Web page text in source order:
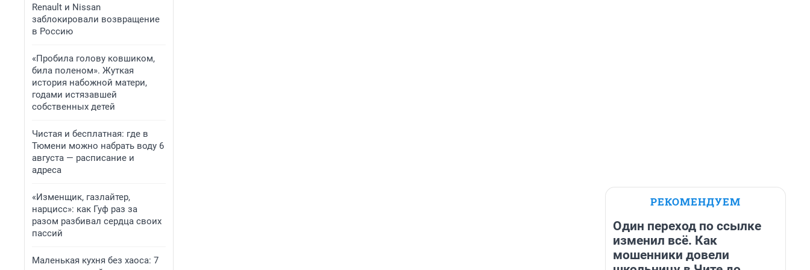
Renault и Nissan
заблокировали возвращение
в Россию
«Пробила голову ковшиком,
била поленом». Жуткая
история набожной матери,
годами истязавшей
собственных детей
Чистая и бесплатная: где в
Тюмени можно набрать воду 6
августа — расписание и
адреса
«Изменщик, газлайтер,
нарцисс»: как Гуф раз за
разом разбивал сердца своих
пассий
Маленькая кухня без хаоса: 7
РЕКОМЕНДУЕМ
Один переход по ссылке
изменил всё. Как
мошенники довели